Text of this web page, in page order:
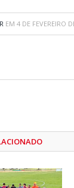
EM 4 DE FEVEREIRO